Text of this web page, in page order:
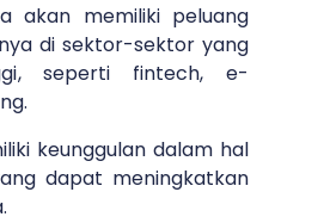
akan memiliki peluang
di sektor-sektor yang
seperti fintech, e-
keunggulan dalam hal
dapat meningkatkan